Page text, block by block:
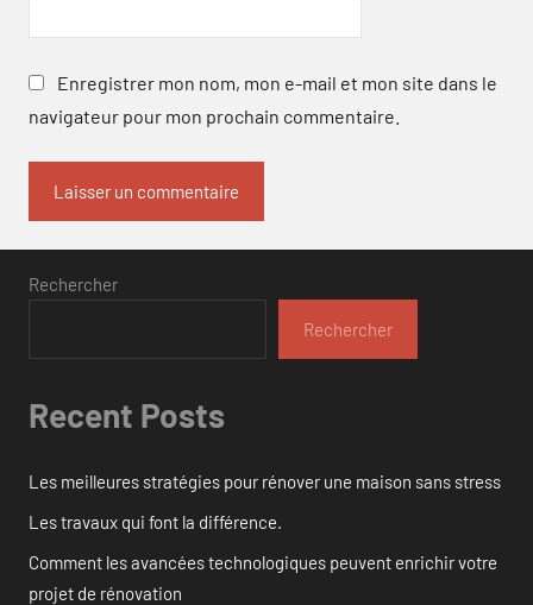
Enregistrer mon nom, mon e-mail et mon site dans le
navigateur pour mon prochain commentaire.
Rechercher
Rechercher
Recent Posts
Les meilleures stratégies pour rénover une maison sans stress
Les travaux qui font la différence.
Comment les avancées technologiques peuvent enrichir votre
projet de rénovation